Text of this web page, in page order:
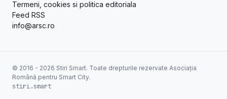
Termeni, cookies si politica editoriala
Feed RSS
info@arsc.ro
© 2016 - 2026 Stiri Smart. Toate drepturile rezervate Asociația
Română pentru Smart City.
stiri.smart